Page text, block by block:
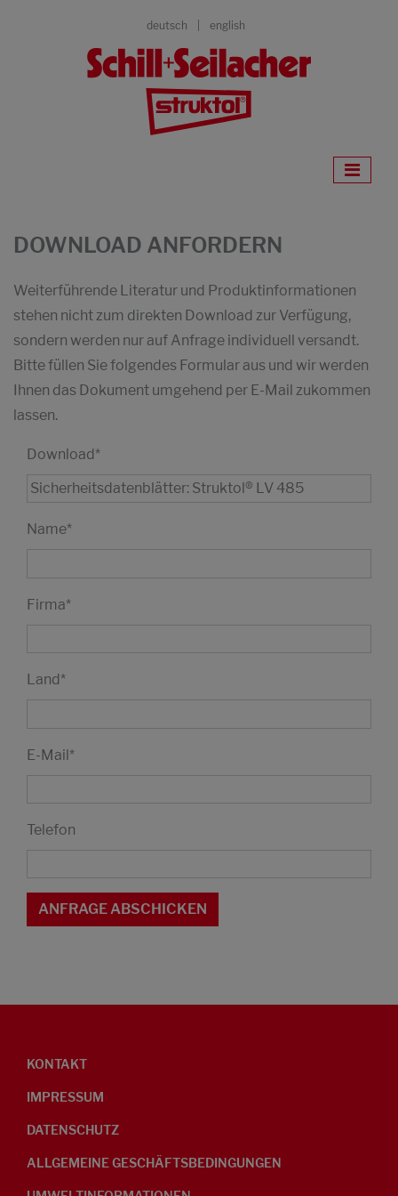
deutsch english
DOWNLOAD ANFORDERN
Weiterführende Literatur und Produktinformationen
stehen nicht zum direkten Download zur Verfügung,
sondern werden nur auf Anfrage individuell versandt.
Bitte füllen Sie folgendes Formular aus und wir werden
Ihnen das Dokument umgehend per E-Mail zukommen
lassen.
Download*
Name*
Firma*
Land*
E-Mail*
Telefon
KONTAKT
IMPRESSUM
DATENSCHUTZ
ALLGEMEINE GESCHÄFTSBEDINGUNGEN